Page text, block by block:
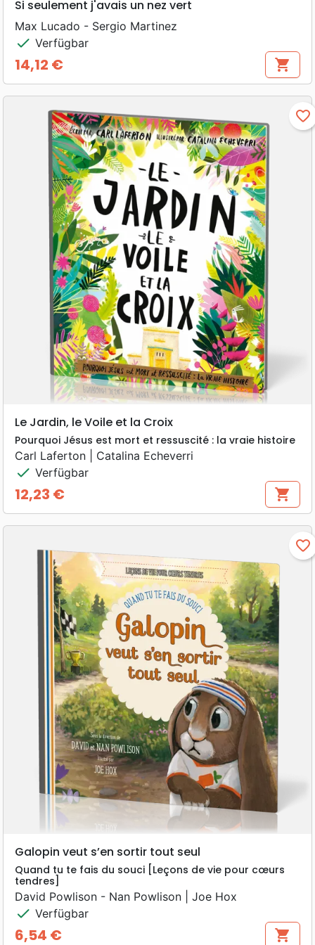
Si seulement j'avais un nez vert
Max Lucado - Sergio Martinez
check Verfügbar
Preis
14,12 € shopping_cart
favorite_border
Le Jardin, le Voile et la Croix
Pourquoi Jésus est mort et ressuscité : la vraie histoire
Carl Laferton | Catalina Echeverri
check Verfügbar
Preis
12,23 € shopping_cart
favorite_border
Galopin veut s’en sortir tout seul
Quand tu te fais du souci [Leçons de vie pour cœurs
tendres]
David Powlison - Nan Powlison | Joe Hox
check Verfügbar
6,54 € shopping_cart